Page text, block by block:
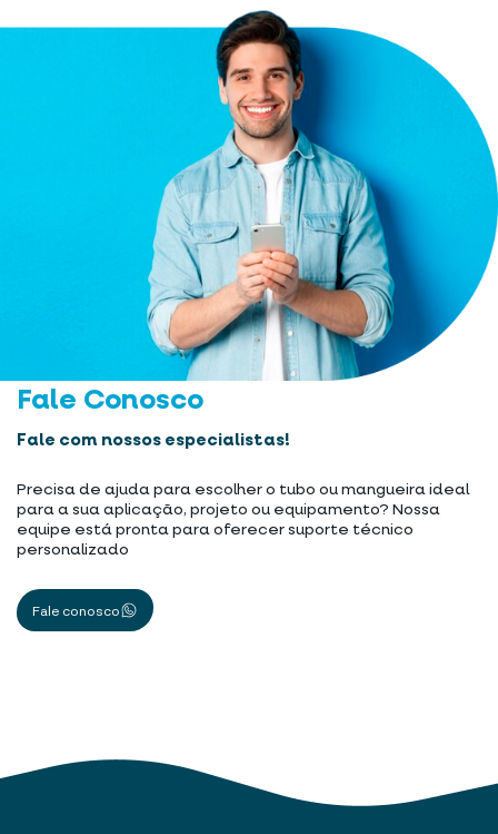
Fale Conosco
Fale com nossos especialistas!
Precisa de ajuda para escolher o tubo ou mangueira ideal
para a sua aplicação, projeto ou equipamento? Nossa
equipe está pronta para oferecer suporte técnico
personalizado
Fale conosco